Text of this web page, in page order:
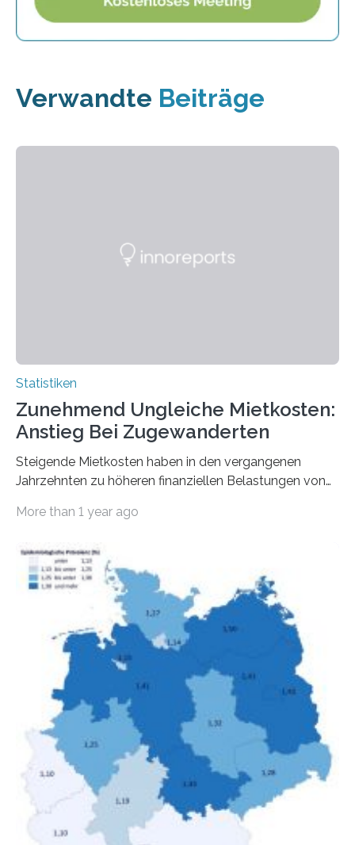
Verwandte Beiträge
Statistiken
Zunehmend Ungleiche Mietkosten:
Anstieg Bei Zugewanderten
Steigende Mietkosten haben in den vergangenen
Jahrzehnten zu höheren finanziellen Belastungen von
Bundesinstitut für Bevölkerungsforschung (BiB)
gesamten Einkommen zwischen 1990 und 2020 für
unterschiedliche Einkommensgruppen sowie für in
Deutschland geborene Menschen und Zugewanderte
verändert hat. Das Ergebnis: Während Personen mit
hohen Einkommen (oberstes Quintil der Verteilung der
Nettoäquivalenzeinkommen) nur einen moderaten
Anstieg des Mietanteils am Gesamteinkommen
hinnehmen mussten, nahm die Belastung bei
Menschen mit…
More than 1 year ago